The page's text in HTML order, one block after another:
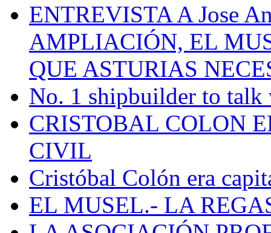
ENTREVISTA A Jose
AMPLIACIÓN, EL
QUE ASTURIAS
No. 1 shipbuilder to talk
CRISTOBAL COLON
CIVIL
Cristóbal Colón era
EL MUSEL.- LA